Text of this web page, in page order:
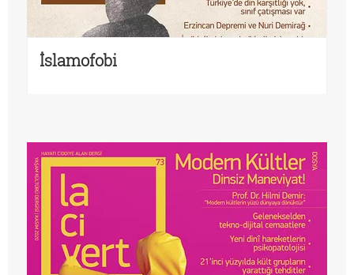
İslamofobi